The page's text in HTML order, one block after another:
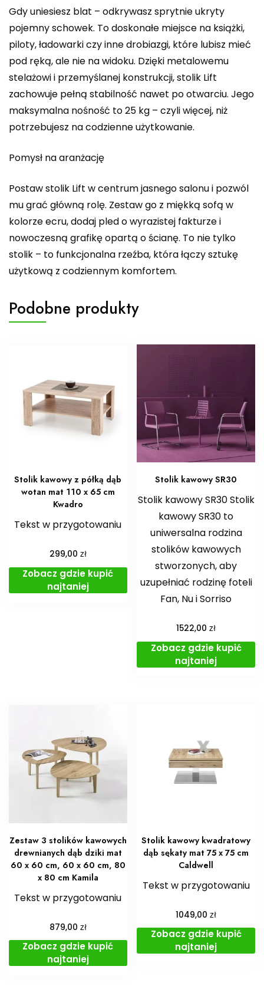
Gdy uniesiesz blat – odkrywasz sprytnie ukryty
pojemny schowek. To doskonałe miejsce na książki,
piloty, ładowarki czy inne drobiazgi, które lubisz mieć
pod ręką, ale nie na widoku. Dzięki metalowemu
stelażowi i przemyślanej konstrukcji, stolik Lift
zachowuje pełną stabilność nawet po otwarciu. Jego
maksymalna nośność to 25 kg – czyli więcej, niż
potrzebujesz na codzienne użytkowanie.
Pomysł na aranżację
Postaw stolik Lift w centrum jasnego salonu i pozwól
mu grać główną rolę. Zestaw go z miękką sofą w
kolorze ecru, dodaj pled o wyrazistej fakturze i
nowoczesną grafikę opartą o ścianę. To nie tylko
stolik – to funkcjonalna rzeźba, która łączy sztukę
użytkową z codziennym komfortem.
Podobne produkty
Stolik kawowy z półką dąb
wotan mat 110 x 65 cm
Kwadro
Tekst w przygotowaniu
299,00 zł
Zobacz gdzie kupić
najtaniej
Stolik kawowy SR30
Stolik kawowy SR30 Stolik
kawowy SR30 to
uniwersalna rodzina
stolików kawowych
stworzonych, aby
uzupełniać rodzinę foteli
Fan, Nu i Sorriso
1522,00zł
Zobacz gdzie kupić
najtaniej
Zestaw 3 stolików kawowych
drewnianych dąb dziki mat
60 x 60 cm, 60 x 60 cm, 80
x 80 cm Kamila
Tekst w przygotowaniu
879,00 zł
Zobacz gdzie kupić
najtaniej
Stolik kawowy kwadratowy
dąb sękaty mat 75 x 75 cm
Caldwell
Tekst w przygotowaniu
1049,00zł
Zobacz gdzie kupić
najtaniej